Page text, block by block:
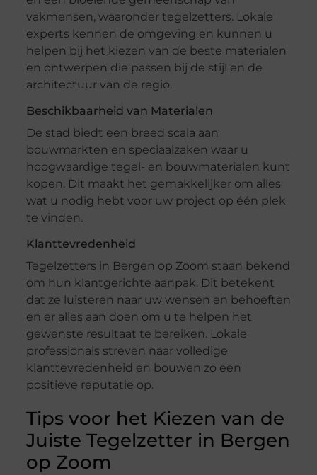
vakmensen, waaronder tegelzetters. Lokale
experts kennen de omgeving en kunnen u
helpen bij het kiezen van de beste materialen
en ontwerpen die passen bij de stijl en de
architectuur van de regio.
Beschikbaarheid van Materialen
De stad biedt een breed scala aan
bouwmarkten en speciaalzaken waar u
hoogwaardige tegel- en bouwmaterialen kunt
kopen. Dit maakt het gemakkelijker om alles
wat u nodig hebt voor uw project op één plek
te vinden.
Klanttevredenheid
Tegelzetters in Bergen op Zoom staan bekend
om hun klantgerichte aanpak. Dit betekent
dat ze luisteren naar uw wensen en behoeften
en er alles aan doen om u te helpen het
gewenste resultaat te bereiken. Lokale
professionals streven naar volledige
klanttevredenheid en bouwen zo een
positieve reputatie op.
Tips voor het Kiezen van de
Juiste Tegelzetter in Bergen
op Zoom